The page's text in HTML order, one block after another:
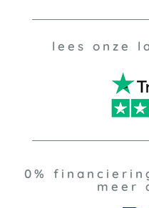
lees onze
0%
meer